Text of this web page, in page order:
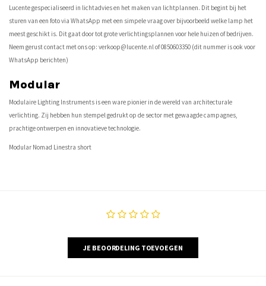
Lucente gespecialiseerd in lichtadvies en het maken van lichtplannen. Dit begint bij het
sturen van een foto via WhatsApp met een simpele vraag over bijvoorbeeld welke lamp het
meest geschikt is. Dit gaat door tot grote verlichtingsplannen voor hele huizen of bedrijven.
Neem gerust contact met ons op: verkoop@lucente.nlof 0850603350 (dit nummer is ook voor
WhatsApp berichten)
Modular
Modulaire Lighting Instruments is een ware pionier in de wereld van architecturale
verlichting. Zij hebben hun stempel gedrukt op de sector met gewaagde campagnes,
prachtige ontwerpen en innovatieve technologie.
Modular Nomad Linestra short
JE BEOORDELING TOEVOEGEN